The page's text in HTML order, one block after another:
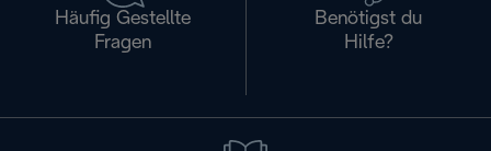
Häufig Gestellte
Fragen
Benötigst du
Hilfe?